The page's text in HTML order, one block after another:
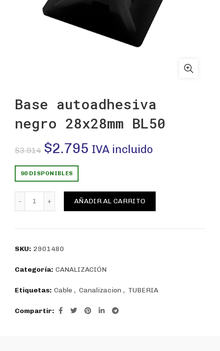
Base autoadhesiva
negro 28x28mm BL50
$3.914 El
precio
original
era:
$2.795 El
actual
es:
IVA incluido
90 DISPONIBLES
Base autoadhesiva negro 28x28mm BL50 cantidad
AÑADIR AL CARRITO
SKU: 2901480
Categoría: CANALIZACIÓN
Etiquetas: Cable , Canalizacion , TUBERIA
Compartir